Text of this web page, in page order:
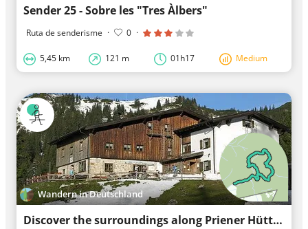
Sender 25 - Sobre les "Tres Àlbers"
Ruta de senderisme · 0 ·
5,45 km 121 m 01h17 Medium
Wandern in Deutschland
Discover the surroundings along Priener Hütte